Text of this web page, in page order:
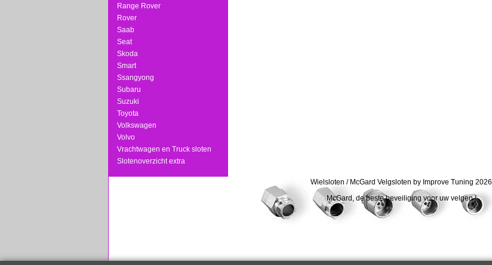
Range Rover
Rover
Saab
Seat
Skoda
Smart
Ssangyong
Subaru
Suzuki
Toyota
Volkswagen
Volvo
Vrachtwagen en Truck sloten
Slotenoverzicht extra
Wielsloten / McGard Velgsloten by Improve Tuning 2026
McGard, de beste beveiliging voor uw velgen !